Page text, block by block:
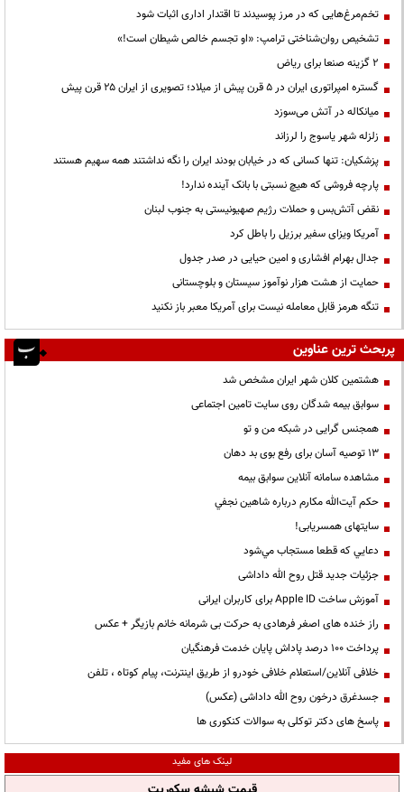
تخم‌مرغ‌هایی که در مرز پوسیدند تا اقتدار اداری اثبات شود
تشخیص روان‌شناختی ترامپ: «او تجسم خالص شیطان است!»
۲ گزینه صنعا برای ریاض
گستره امپراتوری ایران در ۵ قرن پیش از میلاد؛ تصویری از ایران ۲۵ قرن پیش
میانکاله در آتش می‌سوزد
زلزله شهر یاسوج را لرزاند
پزشکیان: تنها کسانی که در خیابان بودند ایران را نگه نداشتند همه سهیم هستند
پارچه فروشی که هیچ نسبتی با بانک آینده ندارد!
نقض آتش‌بس و حملات رژیم صهیونیستی به جنوب لبنان
آمریکا ویزای سفیر برزیل را باطل کرد
جدال بهرام افشاری و امین حیایی در صدر جدول
حمایت از هشت هزار نوآموز سیستان و بلوچستانی
تنگه هرمز قابل معامله نیست برای آمریکا معبر باز نکنید
پربحث ترین عناوین
هشتمین کلان شهر ایران مشخص شد
سوابق بیمه شدگان روی سایت تامین اجتماعی
همجنس گرایی در شبکه من و تو
13 توصیه آسان برای رفع بوی بد دهان
مشاهده سامانه آنلاين سوابق بیمه
حكم آيت‌الله مكارم درباره شاهين نجفي
سایتهای همسریابی!
دعايي كه قطعا مستجاب مي‌شود
جزئیات جدید قتل روح الله داداشی
آموزش ساخت Apple ID برای کاربران ایرانی
راز خنده های اصغر فرهادی به حرکت بی شرمانه خانم بازیگر + عکس
پرداخت ۱۰۰ درصد پاداش پایان خدمت فرهنگیان
خلافی آنلاین/استعلام خلافی خودرو از طریق اینترنت، پیام کوتاه ، تلفن
جسدغرق درخون روح الله داداشی (عکس)
پاسخ های دکتر توکلی به سوالات کنکوری ها
لینک های مفید